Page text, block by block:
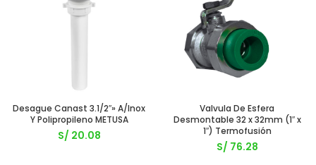
Desague Canast 3.1/2″» A/Inox
Y Polipropileno METUSA
S/ 20.08
Valvula De Esfera
Desmontable 32 x 32mm (1″ x
1″) Termofusión
S/ 76.28